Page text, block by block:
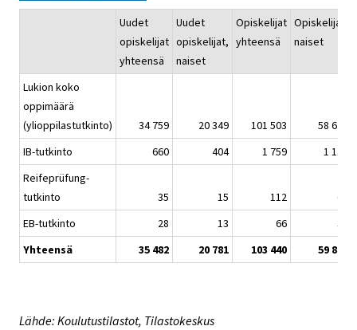
Uudet
opiskelijat
yhteensä
Uudet
opiskelijat,
naiset
Opiskelijat
yhteensä
Opiskelijat,
naiset
Lukion koko
oppimäärä
(ylioppilastutkinto)
34 759 20 349 101 503
58 620
IB-tutkinto
660 404 1 759
1 110
Reifeprüfung-
tutkinto
35 15 112
60
EB-tutkinto
28 13 66
30
Yhteensä
35 482 20 781 103 440 59 820
Lähde: Koulutustilastot, Tilastokeskus